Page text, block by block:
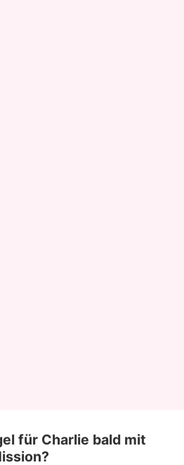
für Charlie bald mit